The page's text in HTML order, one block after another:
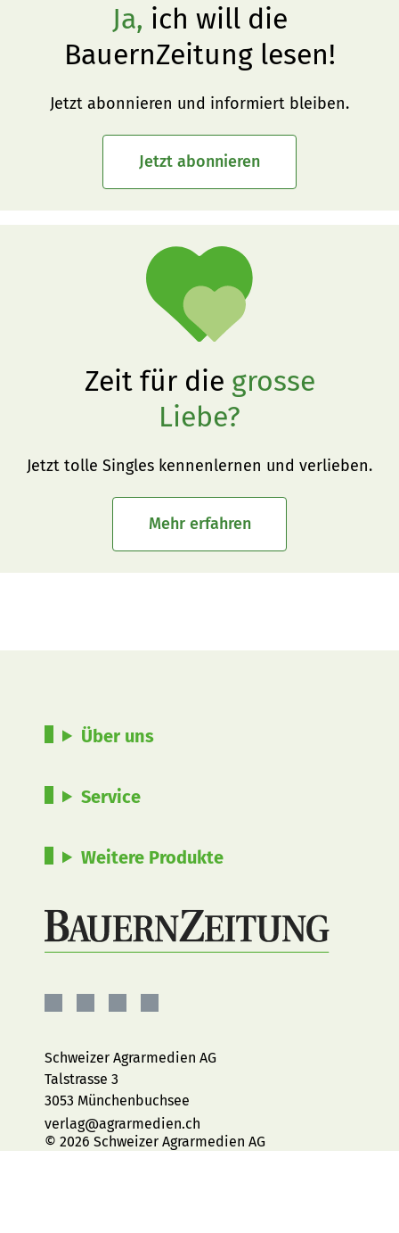
Ja, ich will die
BauernZeitung lesen!
Jetzt abonnieren und informiert bleiben.
Jetzt abonnieren
Zeit für die grosse
Liebe?
Jetzt tolle Singles kennenlernen und verlieben.
Mehr erfahren
Über uns
Service
Weitere Produkte
Facebook
Instagram
YouTubeLinkedIn
Schweizer Agrarmedien AG
Talstrasse 3
3053 Münchenbuchsee
verlag@agrarmedien.ch
© 2026 Schweizer Agrarmedien AG